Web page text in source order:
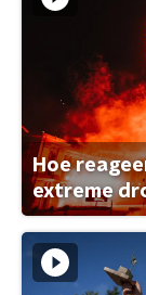
Hoe
extreme